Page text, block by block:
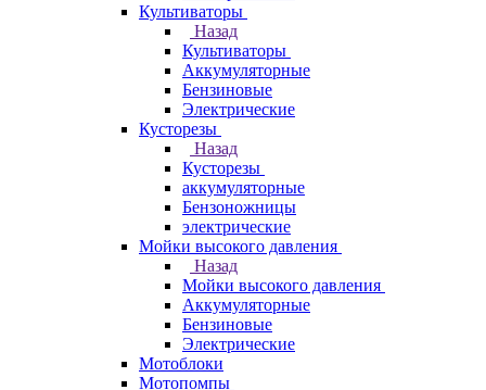
Культиваторы
Назад
Культиваторы
Аккумуляторные
Бензиновые
Электрические
Кусторезы
Назад
Кусторезы
аккумуляторные
Бензоножницы
электрические
Мойки высокого давления
Назад
Мойки высокого давления
Аккумуляторные
Бензиновые
Электрические
Мотоблоки
Мотопомпы